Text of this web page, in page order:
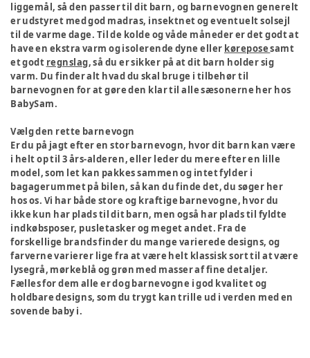
liggemål, så den passer til dit barn, og barnevognen generelt
er udstyret med god madras, insektnet og eventuelt solsejl
til de varme dage. Til de kolde og våde måneder er det godt at
have en ekstra varm og isolerende dyne eller køreposesamt
et godt regnslag, så du er sikker på at dit barn holder sig
varm. Du finder alt hvad du skal bruge i tilbehør til
barnevognen for at gøre den klar til alle sæsonerne her hos
BabySam.
Vælg den rette barnevogn
Er du på jagt efter en stor barnevogn, hvor dit barn kan være
i helt op til 3 års-alderen, eller leder du mere efter en lille
model, som let kan pakkes sammen og intet fylder i
bagagerummet på bilen, så kan du finde det, du søger her
hos os. Vi har både store og kraftige barnevogne, hvor du
ikke kun har plads til dit barn, men også har plads til fyldte
indkøbsposer, pusletasker og meget andet. Fra de
forskellige brands finder du mange varierede designs, og
farverne varierer lige fra at være helt klassisk sort til at være
lysegrå, mørkeblå og grøn med masser af fine detaljer.
Fælles for dem alle er dog barnevogne i god kvalitet og
holdbare designs, som du trygt kan trille ud i verden med en
sovende baby i.